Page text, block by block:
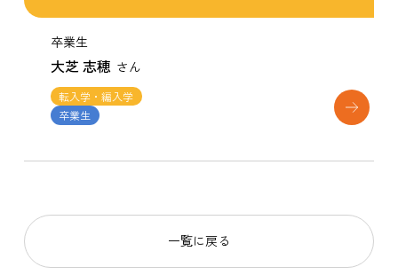
卒業生
大芝 志穂 さん
転入学・編入学
卒業生
一覧に戻る